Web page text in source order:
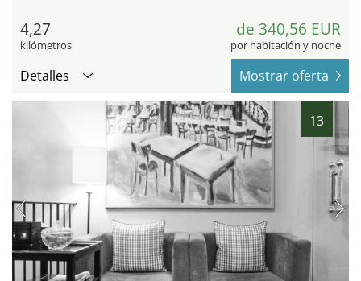
4,27
kilómetros
de 340,56 EUR
por habitación y noche
Detalles Mostrar oferta
13